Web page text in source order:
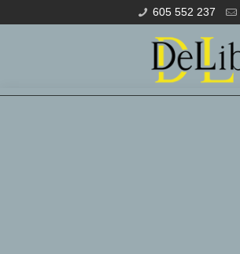
605 552 237